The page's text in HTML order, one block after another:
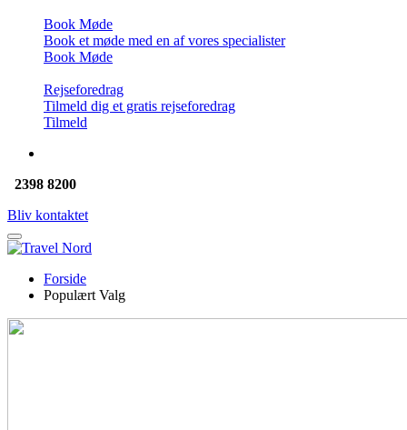
Book Møde
Book et møde med en af vores specialister
Book Møde
Rejseforedrag
Tilmeld dig et gratis rejseforedrag
Tilmeld
2398 8200
Bliv kontaktet
Forside
Populært Valg